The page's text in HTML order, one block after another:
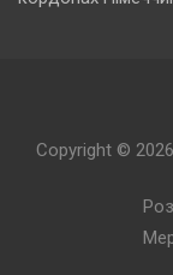
Copyright © 2026